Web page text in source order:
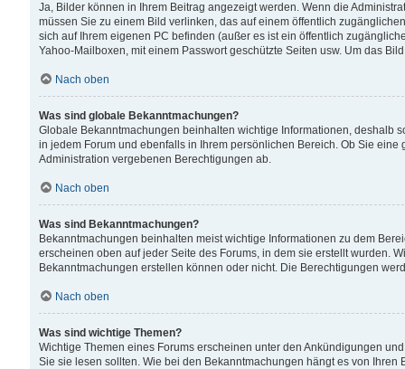
Ja, Bilder können in Ihrem Beitrag angezeigt werden. Wenn die
müssen Sie zu einem Bild verlinken, das auf einem öffentlich
sich auf Ihrem eigenen PC befinden (außer es ist ein öffentlich
Yahoo-Mailboxen, mit einem Passwort geschützte Seiten usw. Um das
Nach oben
Was sind globale Bekanntmachungen?
Globale Bekanntmachungen beinhalten wichtige Informationen, deshalb
in jedem Forum und ebenfalls in Ihrem persönlichen Bereich. Ob Sie
Administration vergebenen Berechtigungen ab.
Nach oben
Was sind Bekanntmachungen?
Bekanntmachungen beinhalten meist wichtige Informationen zu dem
erscheinen oben auf jeder Seite des Forums, in dem sie erstellt wurden.
Bekanntmachungen erstellen können oder nicht. Die Berechtigungen
Nach oben
Was sind wichtige Themen?
Wichtige Themen eines Forums erscheinen unter den Ankündigungen
Sie sie lesen sollten. Wie bei den Bekanntmachungen hängt es von